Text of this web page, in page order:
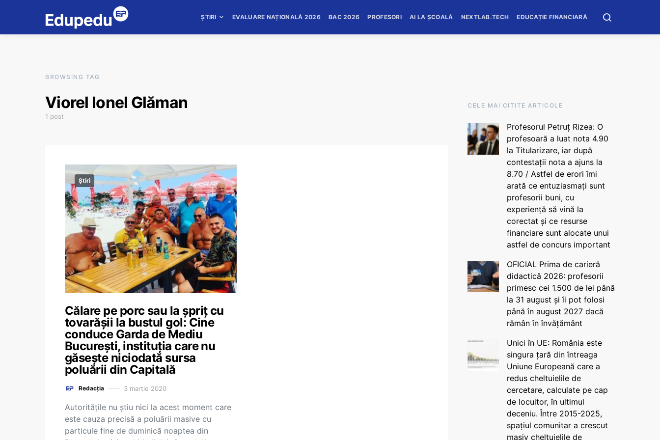
ȘTIRI EVALUARE NAȚIONALĂ 2026 BAC 2026 PROFESORI AI LA ȘCOALĂ NEXTLAB.TECH EDUCAȚIE FINANCIARĂ
BROWSING TAG
Viorel Ionel Glăman
1 post
Știri
Călare pe porc sau la șpriț cu
tovarășii la bustul gol: Cine
conduce Garda de Mediu
București, instituția care nu
găsește niciodată sursa
poluării din Capitală
Redacția 3 martie 2020
Autoritățile nu știu nici la acest moment care
este cauza precisă a poluării masive cu
particule fine de duminică noaptea din
CELE MAI CITITE ARTICOLE
Profesorul Petruț Rizea: O
profesoară a luat nota 4.90
la Titularizare, iar după
contestații nota a ajuns la
8.70 / Astfel de erori îmi
arată ce entuziasmați sunt
profesorii buni, cu
experiență să vină la
corectat și ce resurse
financiare sunt alocate unui
astfel de concurs important
OFICIAL Prima de carieră
didactică 2026: profesorii
primesc cei 1.500 de lei până
la 31 august și îi pot folosi
până în august 2027 dacă
rămân în învățământ
Unici în UE: România este
singura țară din întreaga
Uniune Europeană care a
redus cheltuielile de
cercetare, calculate pe cap
de locuitor, în ultimul
deceniu. Între 2015-2025,
spațiul comunitar a crescut
masiv cheltuielile de